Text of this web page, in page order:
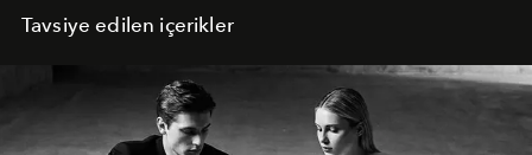
Tavsiye edilen içerikler